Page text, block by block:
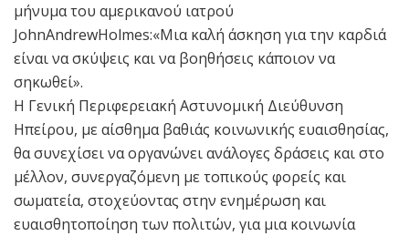
μήνυμα του αμερικανού ιατρού
JohnAndrewHolmes:«Μια καλή άσκηση για την καρδιά
είναι να σκύψεις και να βοηθήσεις κάποιον να
σηκωθεί».
Η Γενική Περιφερειακή Αστυνομική Διεύθυνση
Ηπείρου, με αίσθημα βαθιάς κοινωνικής ευαισθησίας,
θα συνεχίσει να οργανώνει ανάλογες δράσεις και στο
μέλλον, συνεργαζόμενη με τοπικούς φορείς και
σωματεία, στοχεύοντας στην ενημέρωση και
ευαισθητοποίηση των πολιτών, για μια κοινωνία